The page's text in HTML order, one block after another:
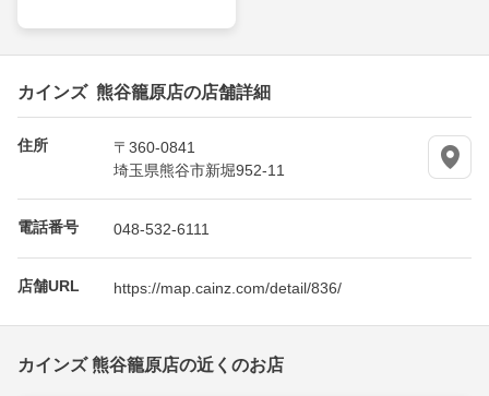
カインズ 熊谷籠原店の店舗詳細
住所
〒360-0841
埼玉県熊谷市新堀952-11
電話番号 048-532-6111
店舗URL https://map.cainz.com/detail/836/
カインズ 熊谷籠原店の近くのお店